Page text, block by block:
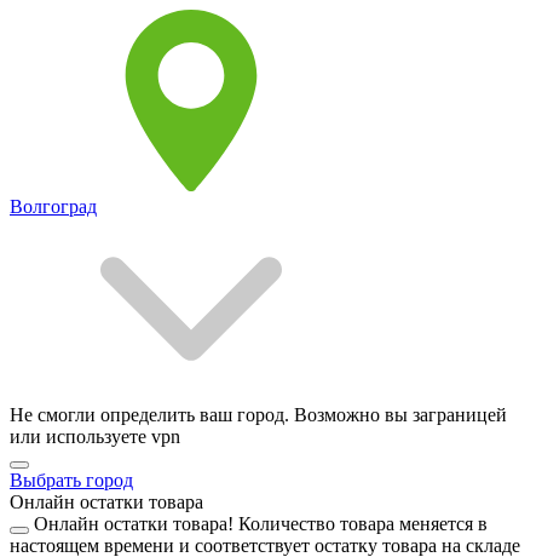
Волгоград
Не смогли определить ваш город. Возможно вы заграницей
или используете vpn
Выбрать город
Онлайн остатки товара
Онлайн остатки товара! Количество товара меняется в
настоящем времени и соответствует остатку товара на складе